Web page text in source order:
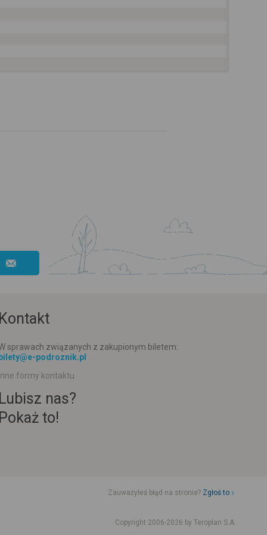
Kontakt
sprawach związanych z zakupionym biletem:
bilety@e-podroznik.pl
Inne formy kontaktu
Lubisz nas?
Pokaż to!
Zauważyłeś błąd na stronie? Zgłoś to
Copyright 2006-2026 by Teroplan S.A.